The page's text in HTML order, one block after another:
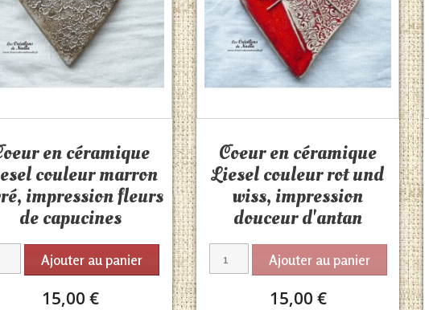
en céramique
couleur marron
impression fleurs
de capucines
Ajouter au panier
15,00 €
Coeur en céramique
Liesel couleur rot und
wiss, impression
douceur d'antan
Ajouter au panier
15,00 €